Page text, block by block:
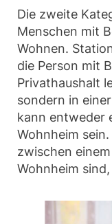
Die zweite
Menschen mit
Wohnen.
die Person mit
Privathaushalt
sondern in einer
kann entweder
Wohnheim
zwischen
Wohnheim